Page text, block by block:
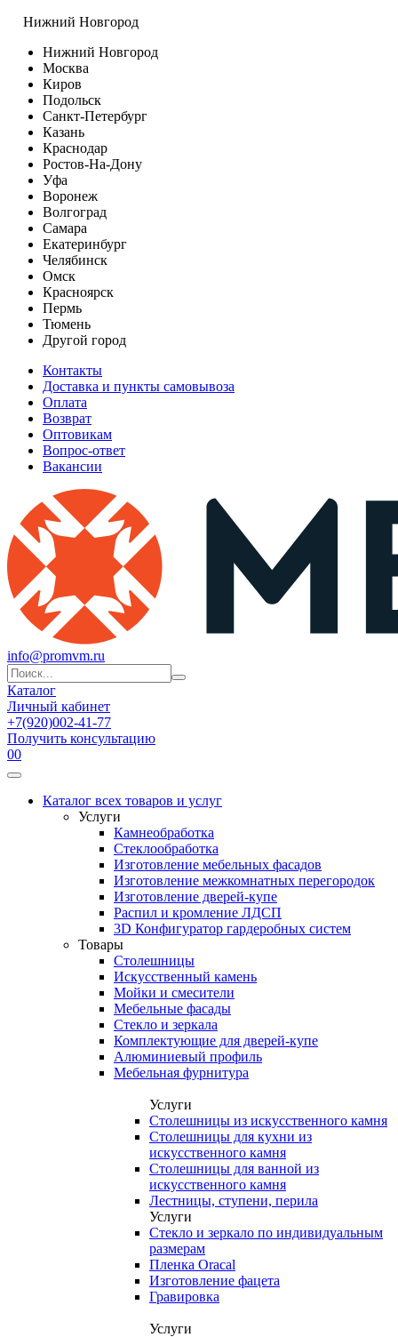
Нижний Новгород
Нижний Новгород
Москва
Киров
Подольск
Санкт-Петербург
Казань
Краснодар
Ростов-На-Дону
Уфа
Воронеж
Волгоград
Самара
Екатеринбург
Челябинск
Омск
Красноярск
Пермь
Тюмень
Другой город
Контакты
Доставка и пункты самовывоза
Оплата
Возврат
Оптовикам
Вопрос-ответ
Вакансии
info@promvm.ru
Каталог
Личный кабинет
+7(920)002-41-77
Получить консультацию
00
Каталог всех товаров и услуг
Услуги
Камнеобработка
Стеклообработка
Изготовление мебельных фасадов
Изготовление межкомнатных перегородок
Изготовление дверей-купе
Распил и кромление ЛДСП
3D Конфигуратор гардеробных систем
Товары
Столешницы
Искусственный камень
Мойки и смесители
Мебельные фасады
Стекло и зеркала
Комплектующие для дверей-купе
Алюминиевый профиль
Мебельная фурнитура
Услуги
Столешницы из искусственного камня
Столешницы для кухни из
искусственного камня
Столешницы для ванной из
искусственного камня
Лестницы, ступени, перила
Услуги
Стекло и зеркало по индивидуальным
размерам
Пленка Oracal
Изготовление фацета
Гравировка
Услуги